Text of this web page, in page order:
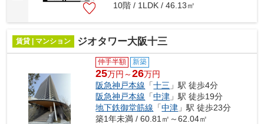
10階 / 1LDK / 46.13㎡
賃貸 | マンション ジオタワー大阪十三
仲手半額 新築
25万円～26万円
阪急神戸本線 「十三 」駅 徒歩4分
阪急神戸本線 「中津 」駅 徒歩19分
地下鉄御堂筋線 「中津 」駅 徒歩23分
築1年未満 / 60.81㎡～62.04㎡